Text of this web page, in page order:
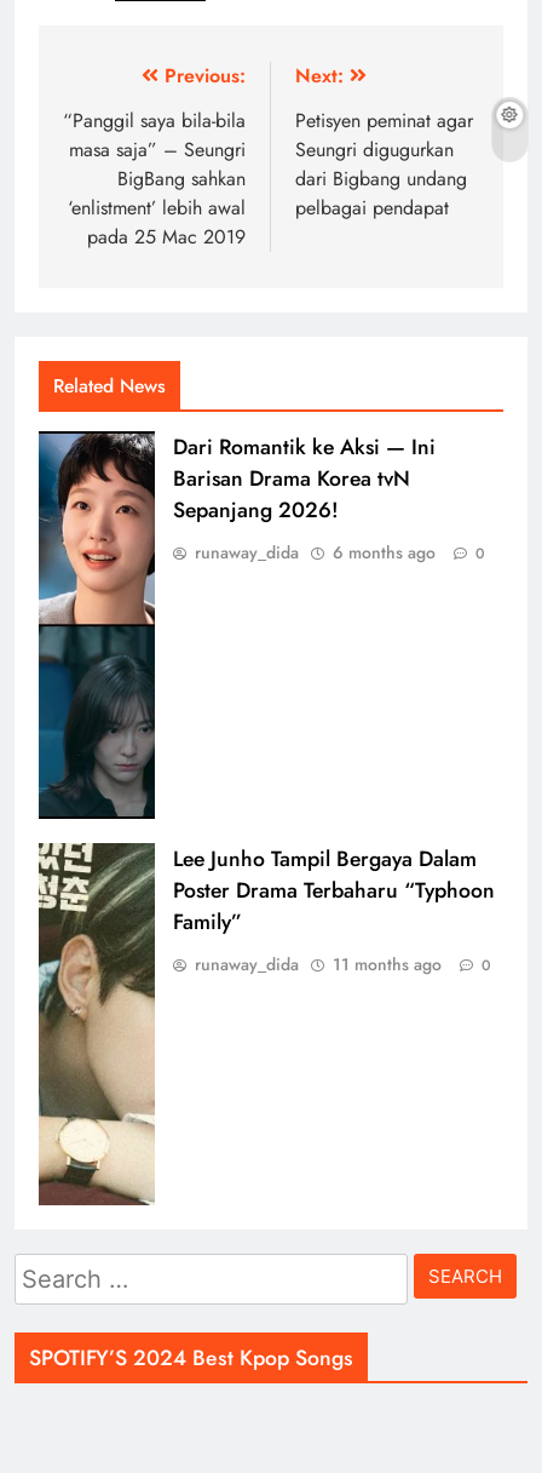
navigation
Previous:
“Panggil saya bila-bila
masa saja” – Seungri
BigBang sahkan
‘enlistment’ lebih awal
pada 25 Mac 2019
Next:
Petisyen peminat agar
Seungri digugurkan
dari Bigbang undang
pelbagai pendapat
Related News
Dari Romantik ke Aksi — Ini
Barisan Drama Korea tvN
Sepanjang 2026!
runaway_dida 6 months ago 0
Lee Junho Tampil Bergaya Dalam
Poster Drama Terbaharu “Typhoon
Family”
runaway_dida 11 months ago 0
Search
for:
SPOTIFY’S 2024 Best Kpop Songs